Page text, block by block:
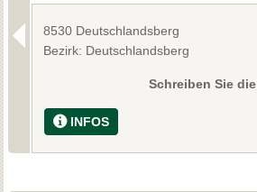
8530 Deutschlandsberg
Bezirk: Deutschlandsberg
Schreiben Sie
INFOS